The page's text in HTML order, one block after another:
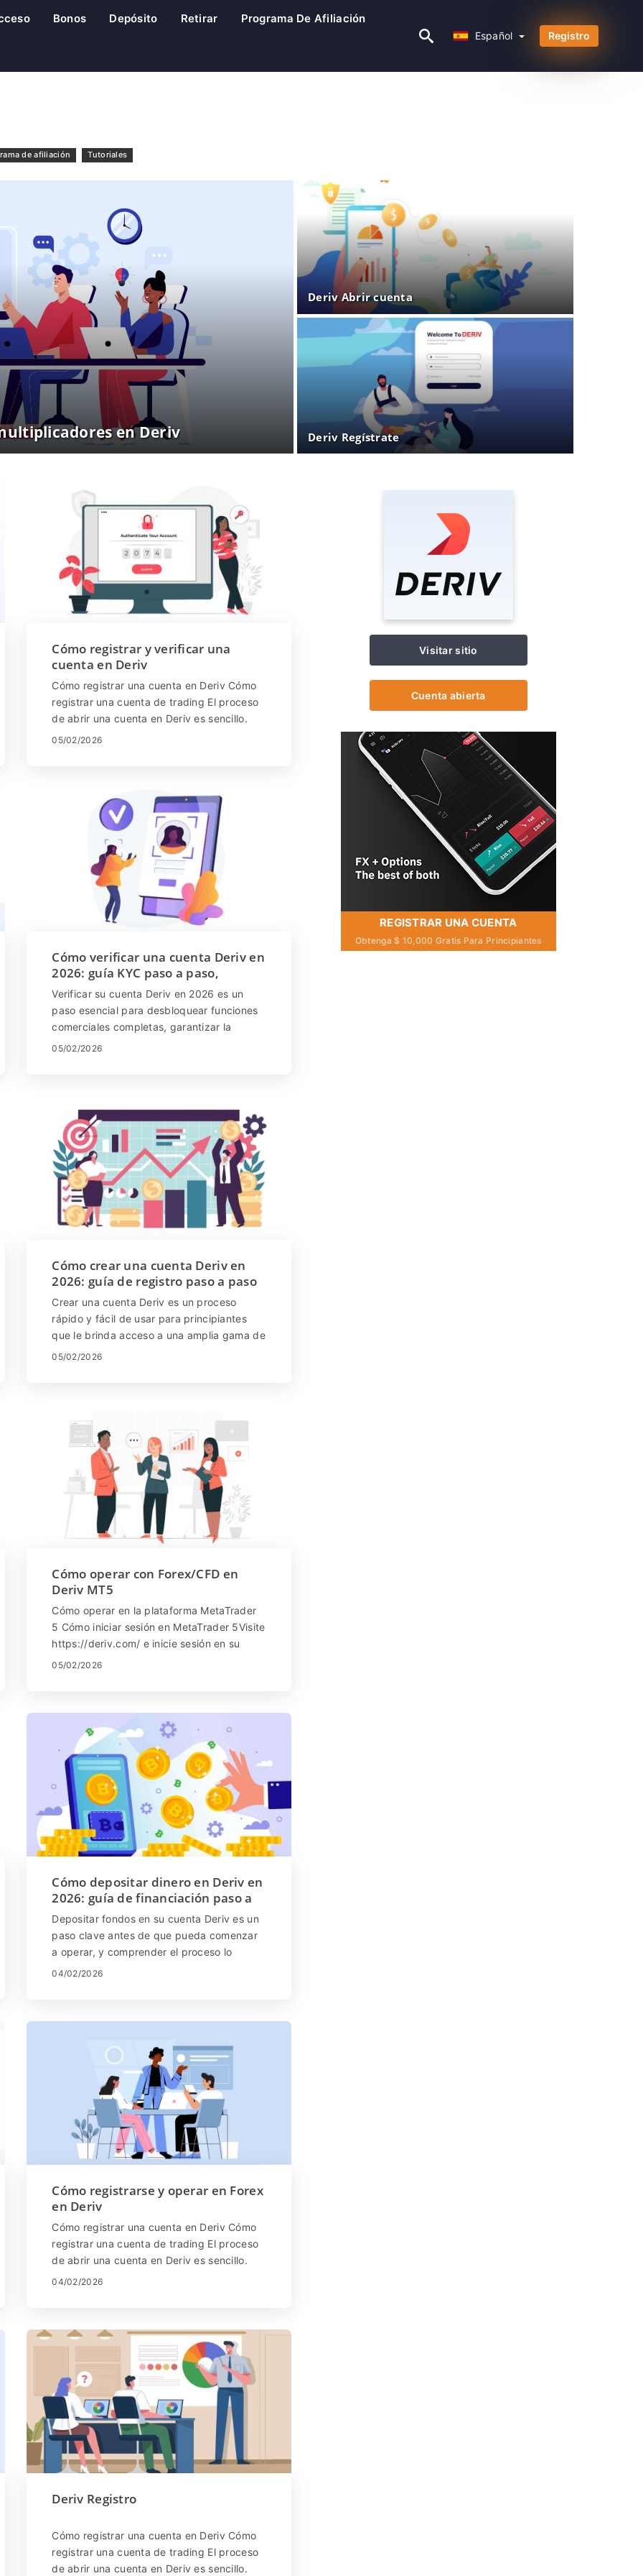
Bonos Depósito Retirar Programa De Afiliación
Español Registro
de afiliación Tutoriales
en Deriv
Deriv Abrir cuenta
Deriv Regístrate
Cómo registrar y verificar una
cuenta en Deriv
Cómo registrar una cuenta en Deriv Cómo
registrar una cuenta de trading El proceso
de abrir una cuenta en Deriv es sencillo.
Visita el sitio web de Deriv o haz ...
05/02/2026
Cómo verificar una cuenta Deriv en
2026: guía KYC paso a paso,
documentos y tiempo de
aprobación
Verificar su cuenta Deriv en 2026 es un
paso esencial para desbloquear funciones
comerciales completas, garantizar la
seguridad de la cuenta y cumplir con los
esta guía paso a paso, aprenderá cómo
verificar una cuenta de Deriv, qué
documentos se requieren, cuánto tiempo
suele tardar la aprobación y cómo
completar el proceso sin problemas para
que pueda operar con confianza y acceso
ininterrumpido a todos los servicios de
Deriv.
05/02/2026
Cómo crear una cuenta Deriv en
2026: guía de registro paso a paso
para principiantes
Crear una cuenta Deriv es un proceso
rápido y fácil de usar para principiantes
que le brinda acceso a una amplia gama de
mercados y plataformas comerciales.
perfiles y comiencen a explorar
oportunidades comerciales. En esta guía
paso a paso, aprenderá cómo crear una
cuenta Deriv, qué información necesita
durante el registro y cómo comenzar con
confianza como principiante.
05/02/2026
Cómo operar con Forex/CFD en
Deriv MT5
Cómo operar en la plataforma MetaTrader
5 Cómo iniciar sesión en MetaTrader 5Visite
https://deriv.com/ e inicie sesión en su
cuenta Seleccione 'DMT5' en el menú En ...
05/02/2026
Cómo depositar dinero en Deriv en
2026: guía de financiación paso a
paso, tarifas y tiempo de
procesamiento
Depositar fondos en su cuenta Deriv es un
paso clave antes de que pueda comenzar
a operar, y comprender el proceso lo
ayudará a elegir el mejor método para sus
guía paso a paso, aprenderá cómo
depositar fondos en su cuenta Deriv,
explorar los métodos de pago disponibles y
comprender las tarifas asociadas y los
tiempos de procesamiento para que pueda
agregar fondos sin problemas y comenzar
a operar con confianza.
04/02/2026
Cómo registrarse y operar en Forex
en Deriv
Cómo registrar una cuenta en Deriv Cómo
registrar una cuenta de trading El proceso
de abrir una cuenta en Deriv es sencillo.
Visita el sitio web de Deriv o haz ...
04/02/2026
Deriv Registro
Cómo registrar una cuenta en Deriv Cómo
registrar una cuenta de trading El proceso
de abrir una cuenta en Deriv es sencillo.
Visitar sitio
Cuenta abierta
REGISTRAR UNA CUENTA
Obtenga $ 10,000 Gratis Para Principiantes